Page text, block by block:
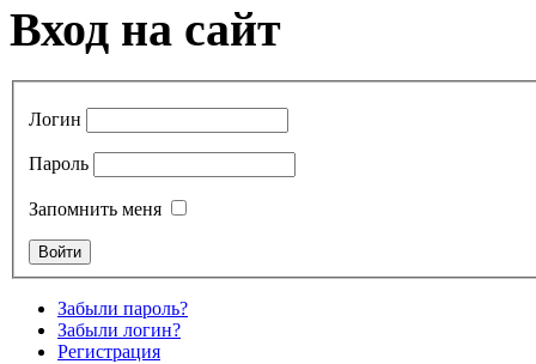
Вход на сайт
Логин
Пароль
Запомнить меня
Забыли пароль?
Забыли логин?
Регистрация